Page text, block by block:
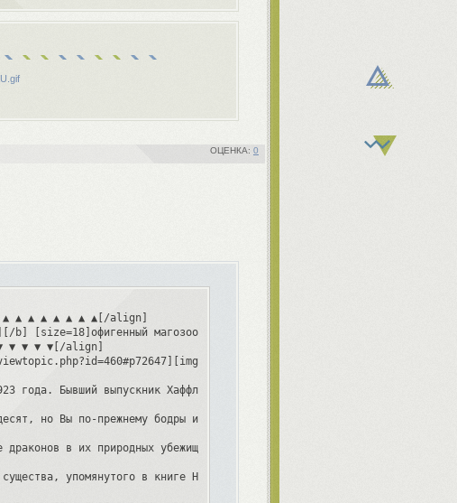
▲ ▲ ▲ ▲ ▲ ▲ ▲[/align]
[size=18]офигенный магозоолог и всеми любимый преподаватель[/
▼ ▼ ▼ ▼[/align]
forumstatic.ru/files/0017/9c/
года. Бывший выпускник Хаффлпаффа. Чистокровный волшебник и
но Вы по-прежнему бодры и полны сил и энтузиазма исследовать
в их природных убежищах, пытаетесь приручить гриндилоу,
упомянутого в книге Ньюта Скамандера «Фантастические Звери
0